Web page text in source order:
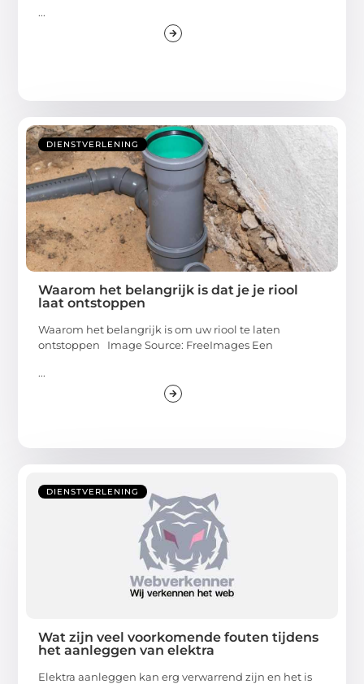
...
DIENSTVERLENING
Waarom het belangrijk is dat je je riool
laat ontstoppen
Waarom het belangrijk is om uw riool te laten
ontstoppen Image Source: FreeImages‍ Een
...
DIENSTVERLENING
Wat zijn veel voorkomende fouten tijdens
het aanleggen van elektra
Elektra aanleggen kan erg verwarrend zijn en het is